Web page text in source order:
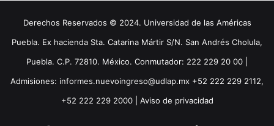
Derechos Reservados © 2024. Universidad de las Américas
Puebla. Ex hacienda Sta. Catarina Mártir S/N. San Andrés Cholula,
Puebla. C.P. 72810. México. Conmutador: 222 229 20 00 |
Admisiones: informes.nuevoingreso@udlap.mx +52 222 229 2112,
+52 222 229 2000 | Aviso de privacidad